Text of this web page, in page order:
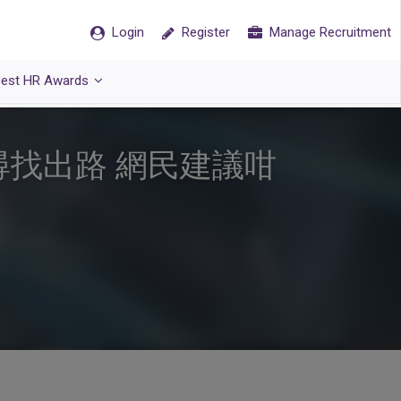
Login Register Manage Recruitment
HR Awards
找出路 網民建議咁